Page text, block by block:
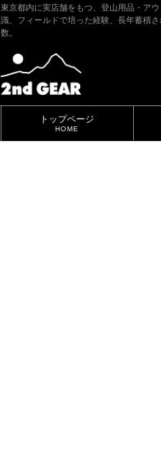
東京都内に実店舗をもつ、登山用品・ア
識、フィールドで培った経験、長年蓄積
数。
トップページ
HOME